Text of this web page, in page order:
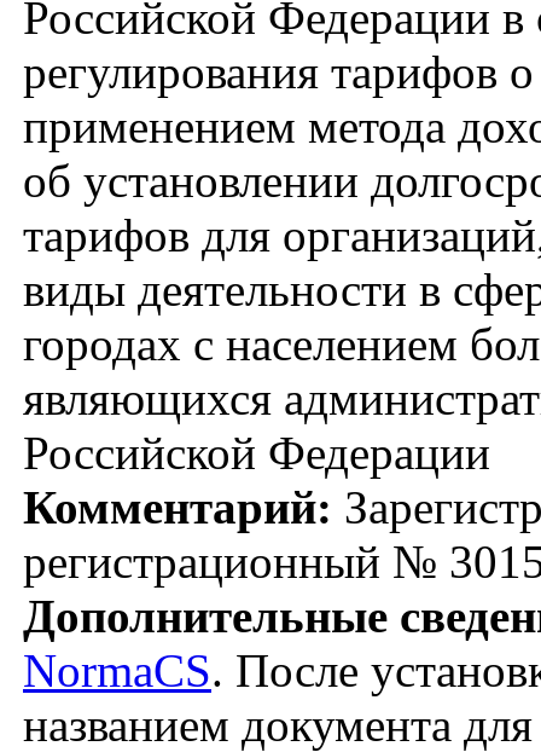
Российской Федерации в
регулирования тарифов
применением метода
об установлении
тарифов для
виды деятельности в
городах с населением
являющихся
Российской Федерации
Комментарий:
регистрационный №
Дополнительные
NormaCS. После
названием документа